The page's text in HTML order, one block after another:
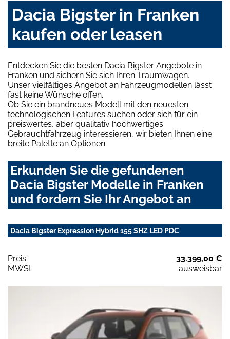
Dacia Bigster in Franken
kaufen oder leasen
Entdecken Sie die besten Dacia Bigster Angebote in
Franken und sichern Sie sich Ihren Traumwagen.
Unser vielfältiges Angebot an Fahrzeugmodellen lässt
fast keine Wünsche offen.
Ob Sie ein brandneues Modell mit den neuesten
technologischen Features suchen oder sich für ein
preiswertes, aber qualitativ hochwertiges
Gebrauchtfahrzeug interessieren, wir bieten Ihnen eine
breite Palette an Optionen.
Erkunden Sie die gefundenen
Dacia Bigster Modelle in Franken
und fordern Sie Ihr Angebot an
Dacia Bigster Expression Hybrid 155 SHZ LED PDC
Preis:
33.399,00 €
MWSt:
ausweisbar